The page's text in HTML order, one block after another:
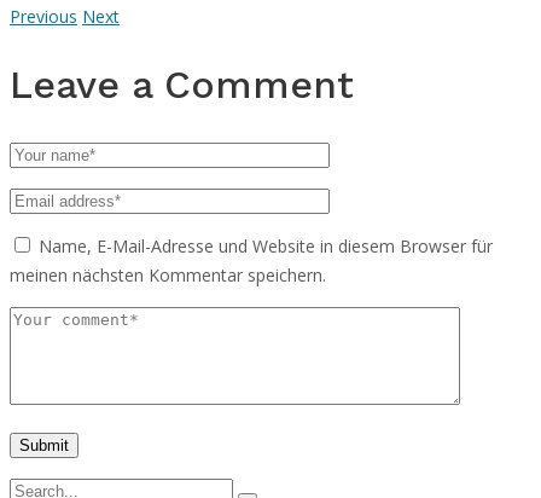
Previous Next
Leave a Comment
Name, E-Mail-Adresse und Website in diesem Browser für
meinen nächsten Kommentar speichern.